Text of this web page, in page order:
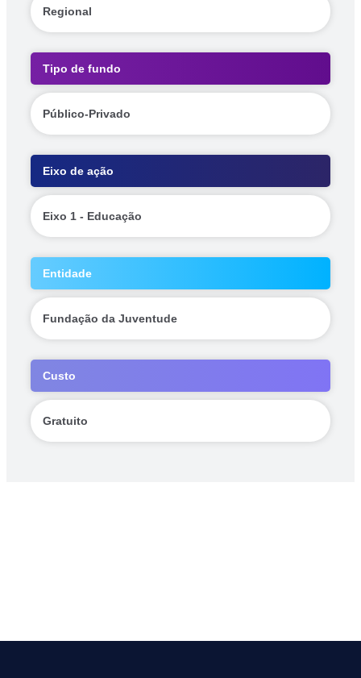
Regional
Tipo de fundo
Público-Privado
Eixo de ação
Eixo 1 - Educação
Entidade
Fundação da Juventude
Custo
Gratuito